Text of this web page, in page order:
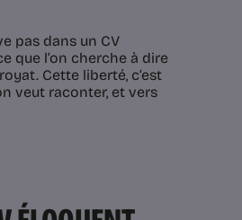
pas dans un CV
que l’on cherche à dire
Cette liberté, c’est
veut raconter, et vers